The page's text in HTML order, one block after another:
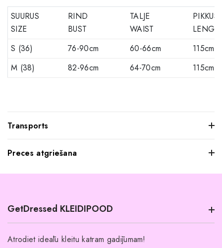
SUURUS
SIZE
RIND
BUST
TALJE
WAIST
PIKKUS
S (36)
76-90cm 60-66cm
115cm
M (38)
82-96cm 64-70cm 115cm
Transports
Preces atgriešana
atgriezt mums visus produktus, kurus nevēlaties paturēt.
GetDressed KLEIDIPOOD
Atrodiet ideālu kleitu katram gadījumam!